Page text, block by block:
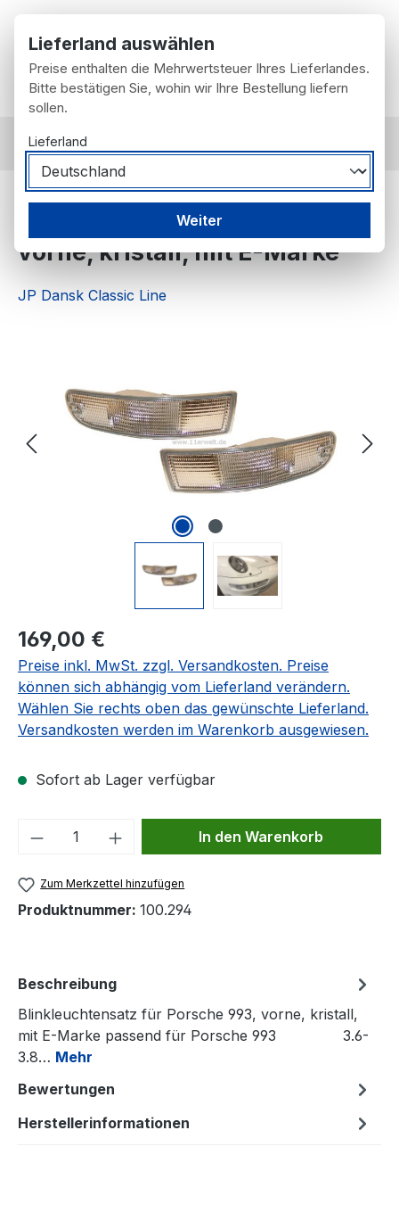
Du hast 0
nach Fahrzeug
Blinker für Porsche 993,
vorne, kristall, mit E-Marke
JP Dansk Classic Line
Regulärer Preis:
169,00 €
Preise inkl. MwSt. zzgl. Versandkosten. Preise
können sich abhängig vom Lieferland verändern.
Wählen Sie rechts oben das gewünschte Lieferland.
Versandkosten werden im Warenkorb ausgewiesen.
Sofort ab Lager verfügbar
Produkt Anzahl: Gib denIn den Warenkorb
Zum Merkzettel hinzufügen
Produktnummer: 100.294
Beschreibung
Blinkleuchtensatz für Porsche 993, vorne, kristall,
mit E-Marke passend für Porsche 993 3.6-
3.8… Mehr
Bewertungen
Herstellerinformationen
Lieferland auswählen
Preise enthalten die Mehrwertsteuer Ihres Lieferlandes.
Bitte bestätigen Sie, wohin wir Ihre Bestellung liefern
sollen.
Lieferland
Weiter